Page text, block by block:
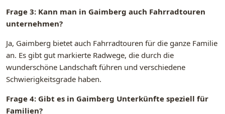
Frage 3: Kann man in Gaimberg auch Fahrradtouren
unternehmen?
Ja, Gaimberg bietet auch Fahrradtouren für die ganze Familie
an. Es gibt gut markierte Radwege, die durch die
wunderschöne Landschaft führen und verschiedene
Schwierigkeitsgrade haben.
Frage 4: Gibt es in Gaimberg Unterkünfte speziell für
Familien?